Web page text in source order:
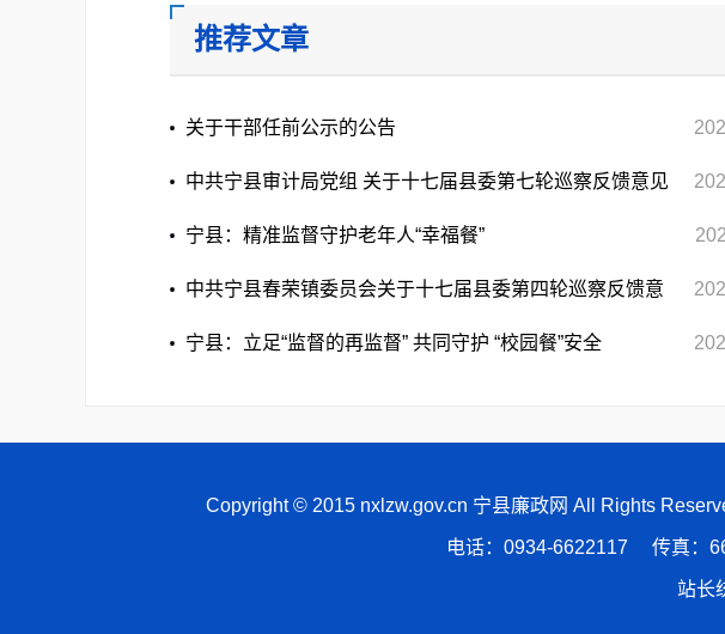
推荐文章
关于干部任前公示的公告
中共宁县审计局党组 关于十七届县委第七轮巡察反馈意见
整改落实进展情况的通报
宁县：精准监督守护老年人“幸福餐”
中共宁县春荣镇委员会关于十七届县委第四轮巡察反馈意
见整改落实进展情况的通报
宁县：立足“监督的再监督” 共同守护 “校园餐”安全
Copyright © 2015 nxlzw.gov.cn 宁县廉政网 All Rights
电话：0934-6622117 传真：
站长